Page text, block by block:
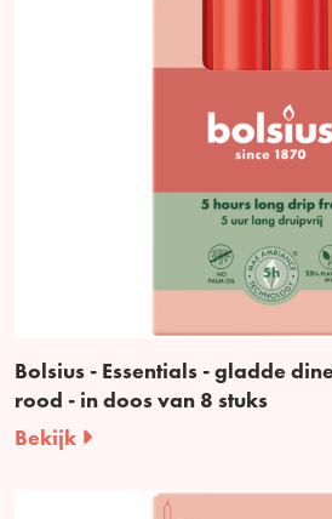
Bolsius - Essentials - gladde
rood - in doos van 8 stuks
Bekijk